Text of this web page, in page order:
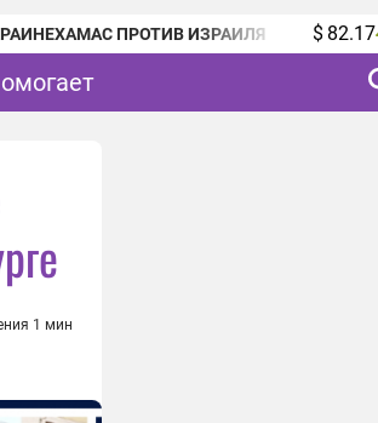
ХАМАС ПРОТИВ ИЗРАИЛЯ $ 82.17
1 мин